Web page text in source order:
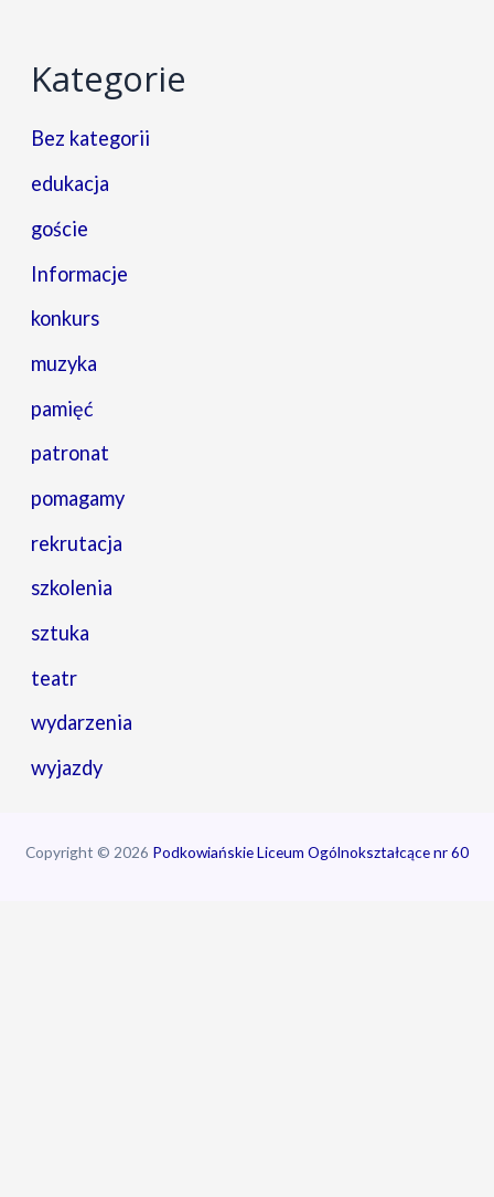
Kategorie
Bez kategorii
edukacja
goście
Informacje
konkurs
muzyka
pamięć
patronat
pomagamy
rekrutacja
szkolenia
sztuka
teatr
wydarzenia
wyjazdy
Copyright © 2026 Podkowiańskie Liceum Ogólnokształcące nr 60